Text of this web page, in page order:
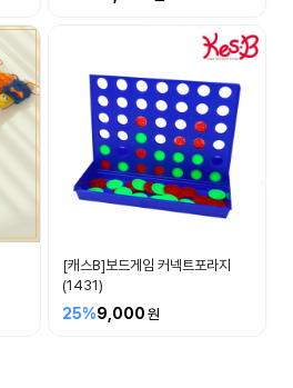
[캐스B]보드게임 커넥트포라지
(1431)
25%9,000